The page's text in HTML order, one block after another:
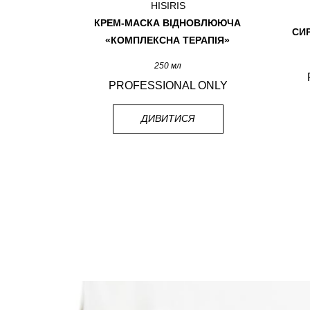
HISIRIS
КРЕМ-МАСКА ВІДНОВЛЮЮЧА
«КОМПЛЕКСНА ТЕРАПІЯ»
250 мл
PROFESSIONAL ONLY
ДИВИТИСЯ